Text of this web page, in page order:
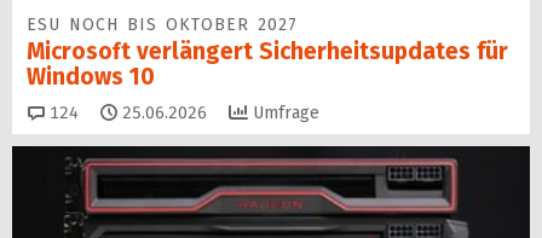
ESU NOCH BIS OKTOBER 2027
Microsoft verlängert Sicherheitsupdates für
Windows 10
124 Kommentare
25.06.2026 Umfrage